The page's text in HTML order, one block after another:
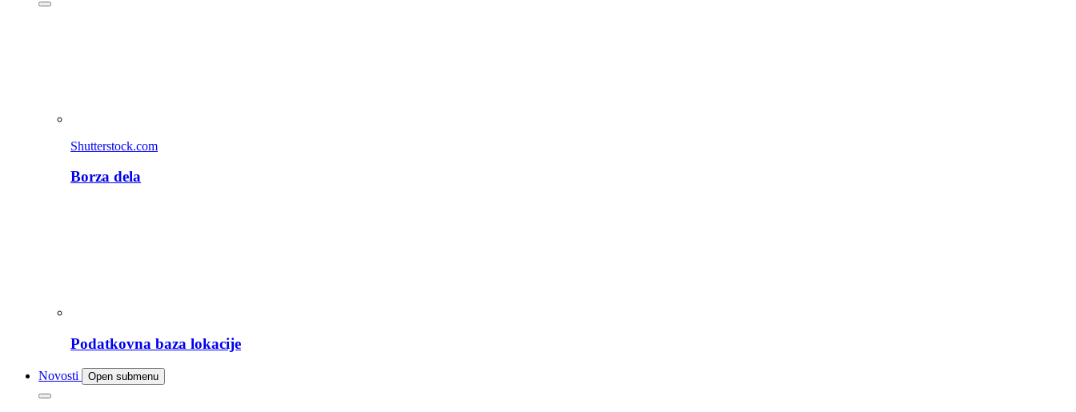
Shutterstock.com
Borza dela
Podatkovna baza lokacije
Novosti Open submenu